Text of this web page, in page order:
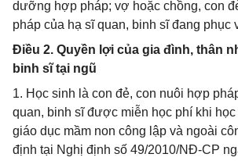
dưỡng hợp pháp; vợ hoặc chồng, con
pháp của hạ sĩ quan, binh sĩ đang phục
Điều 2. Quyền lợi của gia đình, thân
binh sĩ tại ngũ
1. Học sinh là con đẻ, con nuôi hợp
quan, binh sĩ được miễn học phí khi
giáo dục mầm non công lập và ngoài
định tại Nghị định số 49/2010/NĐ-CP